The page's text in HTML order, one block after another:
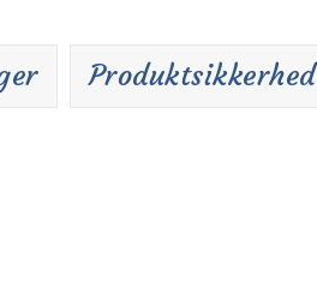
Produktsikkerhed